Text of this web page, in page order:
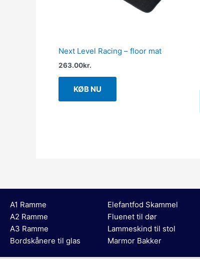
Next Level Racing – floor mat
263.00kr.
KØB NU
A1 Ramme
A2 Ramme
A3 Ramme
Bordskånere til glas
Elefantfod Skammel
Fluenet til dør
Lammeskind til stol
Marmor Bakker